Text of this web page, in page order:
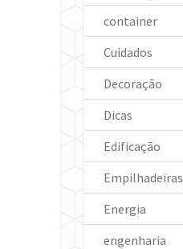
container
Cuidados
Decoração
Dicas
Edificação
Empilhadeiras
Energia
engenharia